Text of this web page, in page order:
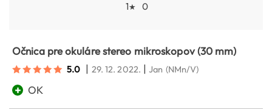
1★ 0
Očnica pre okuláre stereo mikroskopov (30 mm)
5.0 | 29. 12. 2022. |Jan (NMn/V)
+ OK